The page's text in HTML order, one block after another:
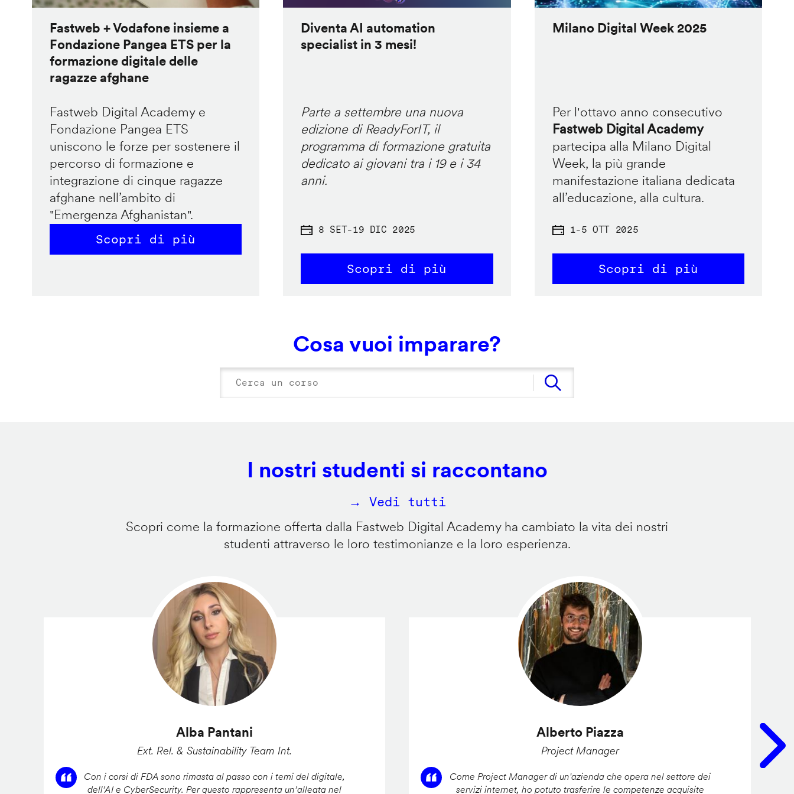
Fastweb + Vodafone insieme a
Fondazione Pangea ETS per la
formazione digitale delle
ragazze afghane
Fastweb Digital Academy e
Fondazione Pangea ETS
uniscono le forze per sostenere il
percorso di formazione e
integrazione di cinque ragazze
afghane nell’ambito di
"Emergenza Afghanistan".
Scopri di più
Diventa AI automation
specialist in 3 mesi!
Parte a settembre una nuova
edizione di ReadyForIT, il
programma di formazione gratuita
dedicato ai giovani tra i 19 e i 34
anni.
8 SET-19 DIC 2025
Scopri di più
Milano Digital Week 2025
Per l'ottavo anno consecutivo
Fastweb Digital Academy
partecipa alla Milano Digital
Week, la più grande
manifestazione italiana dedicata
all’educazione, alla cultura.
1-5 OTT 2025
Scopri di più
Cosa vuoi imparare?
I nostri studenti si raccontano
→ Vedi tutti
Scopri come la formazione offerta dalla Fastweb Digital Academy ha cambiato la vita dei nostri
studenti attraverso le loro testimonianze e la loro esperienza.
Alba Pantani
Ext. Rel. & Sustainability Team Int.
Con i corsi di FDA sono rimasta al passo con i temi del digitale,
dell’AI e CyberSecurity. Per questo rappresenta un’alleata nel
Alberto Piazza
Project Manager
Come Project Manager di un'azienda che opera nel settore dei
servizi internet, ho potuto trasferire le competenze acquisite